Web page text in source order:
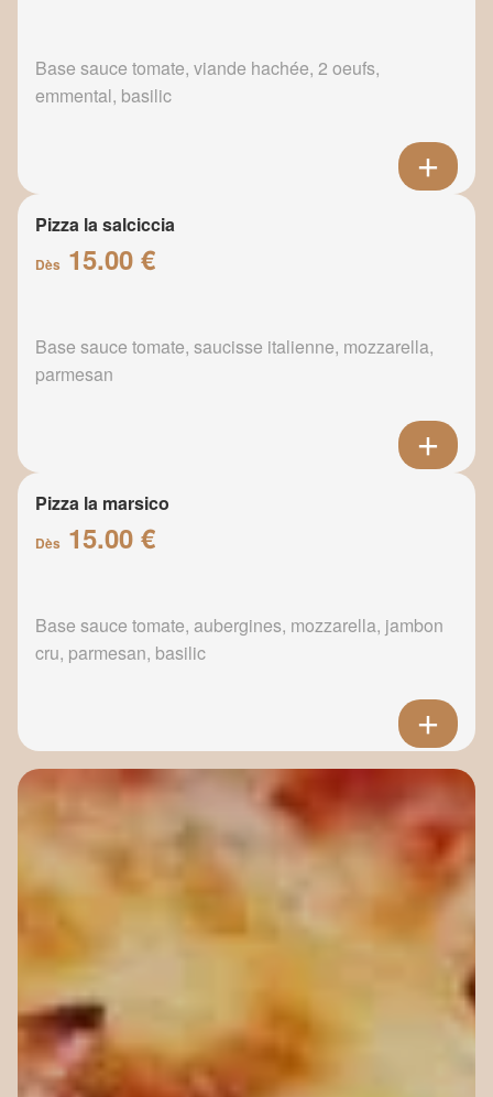
Base sauce tomate, viande hachée, 2 oeufs,
emmental, basilic
Pizza la salciccia
Dès 15.00 €
Base sauce tomate, saucisse italienne, mozzarella,
parmesan
Pizza la marsico
Dès 15.00 €
Base sauce tomate, aubergines, mozzarella, jambon
cru, parmesan, basilic